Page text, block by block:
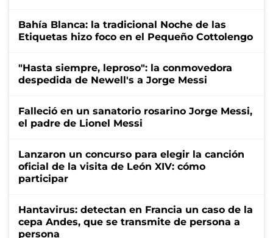
Bahía Blanca: la tradicional Noche de las
Etiquetas hizo foco en el Pequeño Cottolengo
"Hasta siempre, leproso": la conmovedora
despedida de Newell's a Jorge Messi
Falleció en un sanatorio rosarino Jorge Messi,
el padre de Lionel Messi
Lanzaron un concurso para elegir la canción
oficial de la visita de León XIV: cómo
participar
Hantavirus: detectan en Francia un caso de la
cepa Andes, que se transmite de persona a
persona